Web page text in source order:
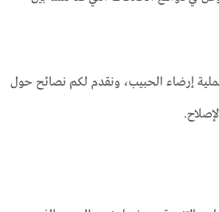
إرضاء الحبيب، ونقدم لكم نصائح حول